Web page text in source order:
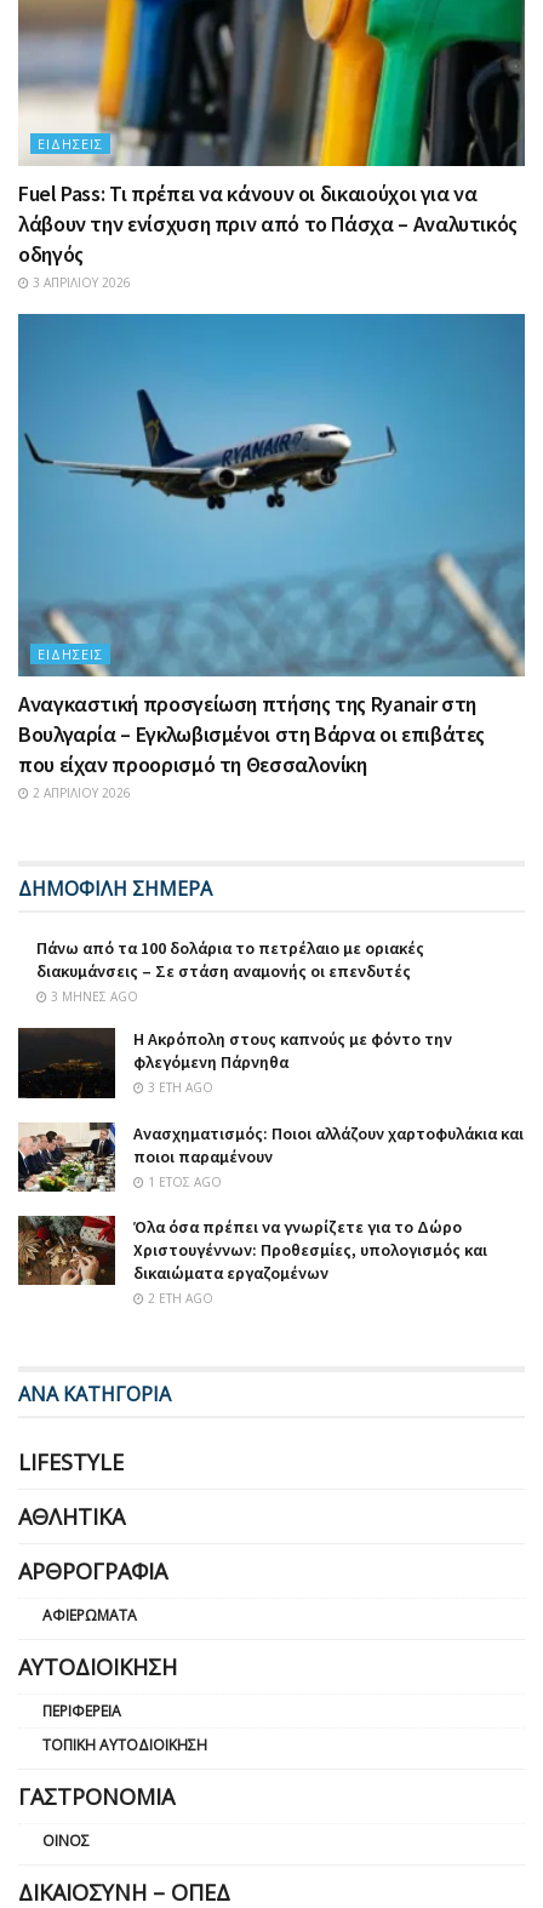
ΕΙΔΉΣΕΙΣ
Fuel Pass: Τι πρέπει να κάνουν οι δικαιούχοι για να
λάβουν την ενίσχυση πριν από το Πάσχα – Αναλυτικός
οδηγός
3 ΑΠΡΙΛΊΟΥ 2026
ΕΙΔΉΣΕΙΣ
Αναγκαστική προσγείωση πτήσης της Ryanair στη
Βουλγαρία – Εγκλωβισμένοι στη Βάρνα οι επιβάτες
που είχαν προορισμό τη Θεσσαλονίκη
2 ΑΠΡΙΛΊΟΥ 2026
ΔΗΜΟΦΙΛΗ ΣΗΜΕΡΑ
Πάνω από τα 100 δολάρια το πετρέλαιο με οριακές
διακυμάνσεις – Σε στάση αναμονής οι επενδυτές
3 ΜΉΝΕΣ AGO
Η Ακρόπολη στους καπνούς με φόντο την
φλεγόμενη Πάρνηθα
3 ΈΤΗ AGO
Ανασχηματισμός: Ποιοι αλλάζουν χαρτοφυλάκια και
ποιοι παραμένουν
1 ΈΤΟΣ AGO
Όλα όσα πρέπει να γνωρίζετε για το Δώρο
Χριστουγέννων: Προθεσμίες, υπολογισμός και
δικαιώματα εργαζομένων
2 ΈΤΗ AGO
ΑΝΑ ΚΑΤΗΓΟΡΙΑ
LIFESTYLE
ΑΘΛΗΤΙΚΆ
ΑΡΘΡΟΓΡΑΦΊΑ
ΑΦΙΕΡΏΜΑΤΑ
ΑΥΤΟΔΙΟΊΚΗΣΗ
ΠΕΡΙΦΈΡΕΙΑ
ΤΟΠΙΚΉ ΑΥΤΟΔΙΟΊΚΗΣΗ
ΓΑΣΤΡΟΝΟΜΊΑ
ΟΊΝΟΣ
ΔΙΚΑΙΟΣΎΝΗ – ΟΠΕΔ